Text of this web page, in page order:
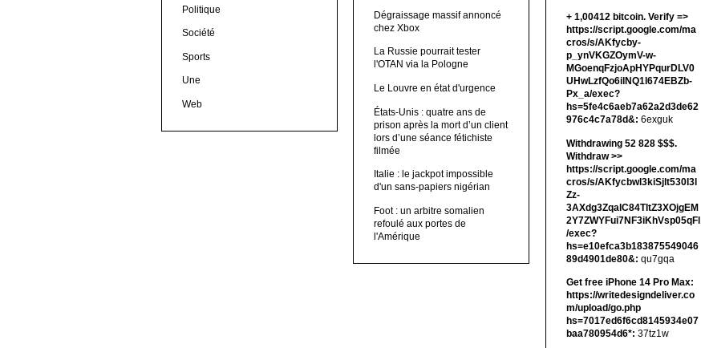
Politique
Société
Sports
Une
Web
Dégraissage massif annoncé
chez Xbox
La Russie pourrait tester
l'OTAN via la Pologne
Le Louvre en état d'urgence
États-Unis : quatre ans de
prison après la mort d’un client
lors d’une séance fétichiste
filmée
Italie : le jackpot impossible
d'un sans-papiers nigérian
Foot : un arbitre somalien
refoulé aux portes de
l'Amérique
+ 1,00412 bitсоin. Verify =>
https://script.google.com/ma
cros/s/AKfycby-
p_ynVKGZOymV-w-
MGoenqFzjoApHYPqurDLV0
UHwLzfQo6ilNQ1l674EBZb-
Px_a/exec?
hs=5fe4c6aeb7a62a2d3de62
976c4c7a78d&: 6exguk
Withdrawing 52 828 $$$.
Withdrаw >>
https://script.google.com/ma
cros/s/AKfycbwl3kiSjlt530I3l
Zz-
3AXdg3ZqalC84TltZ3XOjgEM
2Y7ZWYFui7NF3iKhVsp05qFl
/exec?
hs=e10efca3b183875549046
89d4901de80&: qu7gqa
Get free iPhone 14 Pro Max:
https://writedesigndeliver.co
m/upload/go.php
hs=7017ed6f6cd8145934e07
baa780954d6*: 37tz1w